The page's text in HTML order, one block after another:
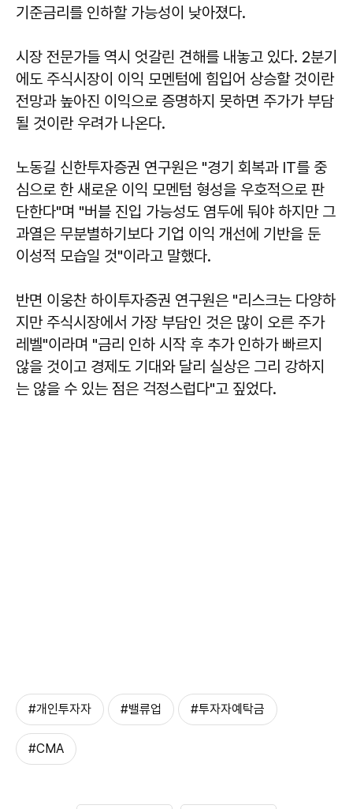
기준금리를 인하할 가능성이 낮아졌다.
시장 전문가들 역시 엇갈린 견해를 내놓고 있다. 2분기
에도 주식시장이 이익 모멘텀에 힘입어 상승할 것이란
전망과 높아진 이익으로 증명하지 못하면 주가가 부담
될 것이란 우려가 나온다.
노동길 신한투자증권 연구원은 "경기 회복과 IT를 중
심으로 한 새로운 이익 모멘텀 형성을 우호적으로 판
단한다"며 "버블 진입 가능성도 염두에 둬야 하지만 그
과열은 무분별하기보다 기업 이익 개선에 기반을 둔
이성적 모습일 것"이라고 말했다.
반면 이웅찬 하이투자증권 연구원은 "리스크는 다양하
지만 주식시장에서 가장 부담인 것은 많이 오른 주가
레벨"이라며 "금리 인하 시작 후 추가 인하가 빠르지
않을 것이고 경제도 기대와 달리 실상은 그리 강하지
는 않을 수 있는 점은 걱정스럽다"고 짚었다.
#개인투자자 #밸류업 #투자자예탁금
#CMA